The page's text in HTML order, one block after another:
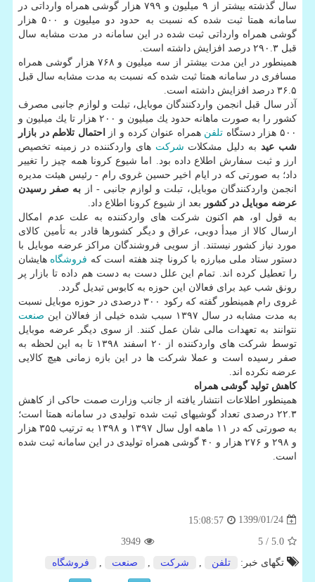
سال گذشته بیشتر از ۹ میلیون و ۷۹۹ هزار گوشی همراه وارداتی در
سامانه همتا ثبت شده كه نسبت به حدود دو میلیون و ۵۰۰ هزار
گوشی همراه وارداتی ثبت شده در این سامانه در مدت مشابه سال
قبل ۲۹۰.۳ درصد افزایش داشته است.
همینطور در این مدت بیشتر از سه میلیون و ۷۶۸ هزار گوشی همراه
مسافری در سامانه همتا ثبت شده كه نسبت به مدت مشابه سال قبل
۳۶.۵ درصد افزایش داشته است.
آذر سال قبل انجمن واردكنندگان موبایل، تبلت و لوازم جانبی مصرف
كشور را به صورت ماهانه حدود یك میلیون و ۲۰۰ هزار تا یك میلیون و
۵۰۰ هزار دستگاه
تلفن همراه عنوان كرده و از
احتمال تلاطم در بازار
شب عیدبه دلیل مشكلات شركت های واردكننده در زمینه تخصیص
ارز و ثبت سفارش اطلاع داده بود. اما شیوع كرونا همه چیز را تغییر
داد؛ به صورتی كه در ایام اخیر حسین غروی رام - رئیس هیئت مدیره
انجمن واردكنندگان موبایل، تبلت و لوازم جانبی - از
به صفر رسیدن
عرضه موبایل در كشور بعد از شیوع كرونا اطلاع داد.
به قول او، هم اكنون شركت های واردكننده به علت عدم امكال
ارسال كالا از مبدأ دوبی، عراق و دیگر كشورها قادر به تأمین كالای
مورد نیاز كشور نیستند. از سویی فروشندگان مراكز عرضه موبایل با
دستور ستاد ملی مبارزه با كرونا چند هفته است كه فروشگاه هایشان
را تعطیل كرده اند. تمام این علل دست به دست هم داده تا بازار پر
رونق شب عید برای فعالان این حوزه به كابوس تبدیل گردد.
غروی رام همینطور گفته كه ركود ۳۰۰ درصدی در حوزه موبایل نسبت
به مدت مشابه در سال ۱۳۹۷ سبب شده خیلی از فعالان این
صنعت
نتوانند به تعهدات مالی شان عمل كنند. از سوی دیگر عرضه موبایل
توسط شركت های واردكننده از ۲۰ اسفند ۱۳۹۸ تا به این لحظه به
صفر رسیده است و عملا شركت ها در این بازه زمانی هیچ كالایی
عرضه نكرده اند.
كاهش تولید گوشی همراه
همینطور اطلاعات انتشار یافته از جانب وزارت صمت حاكی از كاهش
۲۲.۳ درصدی تعداد گوشیهای ثبت شده تولیدی در سامانه همتا است؛
به صورتی كه در ۱۱ ماهه اول سال ۱۳۹۷ و ۱۳۹۸ به ترتیب ۳۵۵ هزار
و ۲۹۸ و ۲۷۶ هزار و ۴۰ گوشی همراه تولیدی در این سامانه ثبت شده
است.
1399/01/24
15:08:57
5.0
/ 5
3949
تگهای خبر:
تلفن شركت صنعت فروشگاه